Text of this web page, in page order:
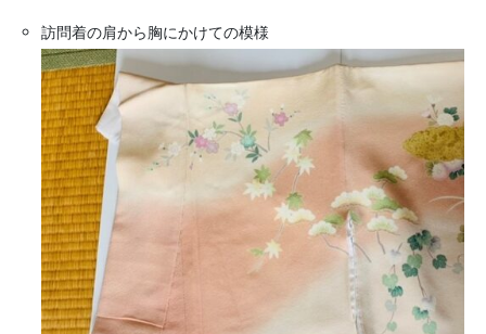
訪問着の肩から胸にかけての模様